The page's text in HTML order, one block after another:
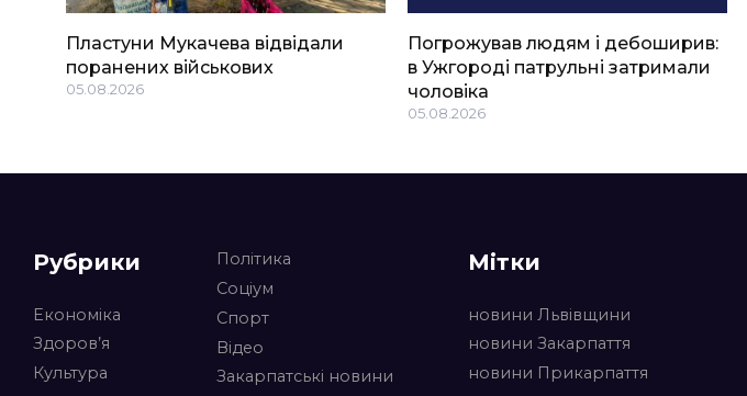
Пластуни Мукачева відвідали
поранених військових
05.08.2026
Погрожував людям і дебоширив:
в Ужгороді патрульні затримали
чоловіка
05.08.2026
Рубрики
Економіка
Здоров’я
Культура
Політика
Соціум
Спорт
Відео
Закарпатські новини
Мітки
новини Львівщини
новини Закарпаття
новини Прикарпаття